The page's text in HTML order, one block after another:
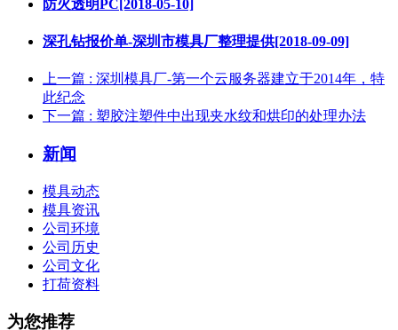
防火透明PC[2018-05-10]
深孔钻报价单-深圳市模具厂整理提供[2018-09-09]
上一篇 : 深圳模具厂-第一个云服务器建立于2014年，特
此纪念
下一篇 : 塑胶注塑件中出现夹水纹和烘印的处理办法
新闻
模具动态
模具资讯
公司环境
公司历史
公司文化
打荷资料
为您推荐